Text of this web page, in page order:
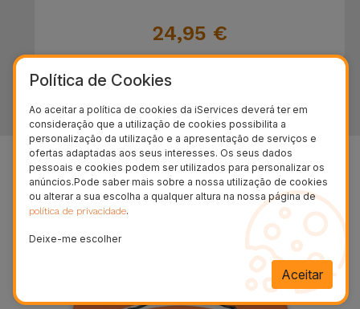
24,95 €
Política de Cookies
Ao aceitar a política de cookies da iServices deverá ter em
consideração que a utilização de cookies possibilita a
personalização da utilização e a apresentação de serviços e
ofertas adaptadas aos seus interesses. Os seus dados
pessoais e cookies podem ser utilizados para personalizar os
anúncios.Pode saber mais sobre a nossa utilização de cookies
ou alterar a sua escolha a qualquer altura na nossa página de
política de privacidade.
Deixe-me escolher
Aceitar